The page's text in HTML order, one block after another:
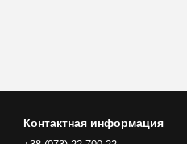
Контактная информация